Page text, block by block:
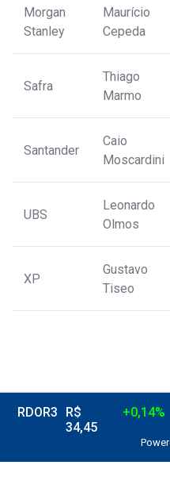
Morgan
Stanley
Maurício
Cepeda
Safra
Thiago
Marmo
Santander
Caio
Moscardini
UBS
Leonardo
Olmos
XP
Gustavo
Tiseo
RDOR3
R$
34,45
+0,14%